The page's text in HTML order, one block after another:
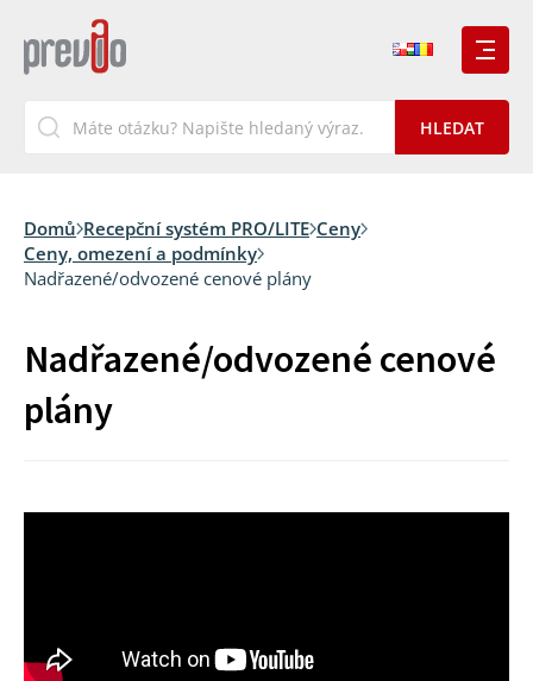
Domů Recepční systém PRO/LITE Ceny
Ceny, omezení a podmínky
Nadřazené/odvozené cenové plány
Nadřazené/odvozené cenové
plány